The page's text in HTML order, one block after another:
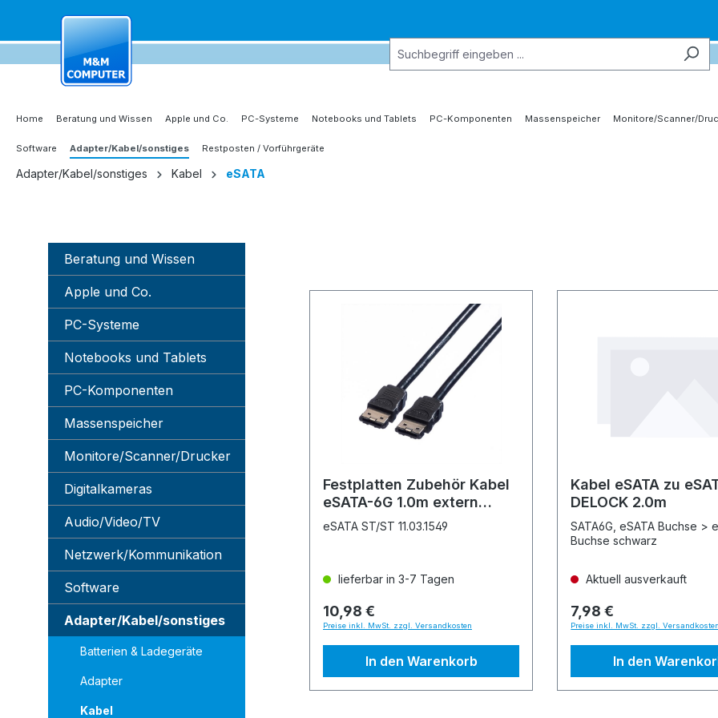
Zur Hauptnavigation springen
Home Beratung und Wissen Apple und Co. PC-Systeme Notebooks und Tablets PC-Komponenten Massenspeicher Monitore/Scanner/
Software Adapter/Kabel/sonstiges Restposten / Vorführgeräte
Adapter/Kabel/sonstiges Kabel eSATA
Beratung und Wissen
Apple und Co.
PC-Systeme
Notebooks und Tablets
PC-Komponenten
Massenspeicher
Monitore/Scanner/Drucker
Digitalkameras
Audio/Video/TV
Netzwerk/Kommunikation
Software
Adapter/Kabel/sonstiges
Batterien & Ladegeräte
Adapter
Kabel
Festplatten Zubehör Kabel
eSATA-6G 1.0m extern
ROLINE
eSATA ST/ST 11.03.1549
lieferbar in 3-7 Tagen
10,98 €
Preise inkl. MwSt. zzgl. Versandkosten
In den Warenkorb
Kabel eSATA zu
DELOCK 2.0m
SATA6G, eSATA Buchse >
Buchse schwarz
Aktuell ausverkauft
7,98 €
Preise inkl. MwSt. zzgl. Versandkosten
In den